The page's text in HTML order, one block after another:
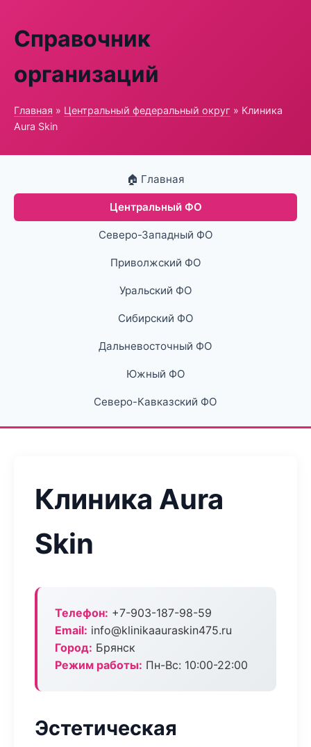
Справочник
организаций
Главная » Центральный федеральный округ » Клиника
Aura Skin
🏠 Главная
Центральный ФО
Северо-Западный ФО
Приволжский ФО
Уральский ФО
Сибирский ФО
Дальневосточный ФО
Южный ФО
Северо-Кавказский ФО
Клиника Aura
Skin
Телефон: +7-903-187-98-59
Email: info@klinikaauraskin475.ru
Город: Брянск
Режим работы: Пн-Вс: 10:00-22:00
Эстетическая